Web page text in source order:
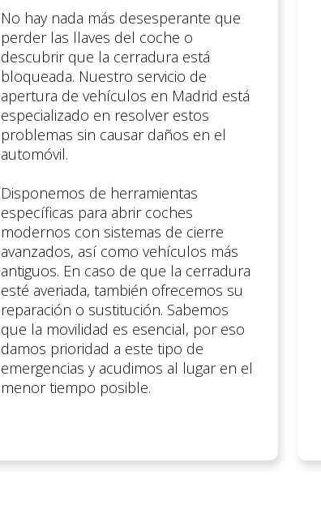
No hay nada más desesperante que
perder las llaves del coche o
descubrir que la cerradura está
bloqueada. Nuestro servicio de
apertura de vehículos en Madrid está
especializado en resolver estos
problemas sin causar daños en el
automóvil.
Disponemos de herramientas
específicas para abrir coches
modernos con sistemas de cierre
avanzados, así como vehículos más
antiguos. En caso de que la cerradura
esté averiada, también ofrecemos su
reparación o sustitución. Sabemos
que la movilidad es esencial, por eso
damos prioridad a este tipo de
emergencias y acudimos al lugar en el
menor tiempo posible.